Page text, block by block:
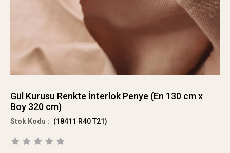
Gül Kurusu Renkte İnterlok Penye (En 130 cm x
Boy 320 cm)
(18411 R40 T21)